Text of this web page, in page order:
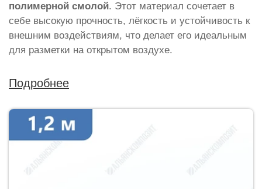
полимерной смолой. Этот материал сочетает в
себе высокую прочность, лёгкость и устойчивость к
внешним воздействиям, что делает его идеальным
для разметки на открытом воздухе.
Подробнее